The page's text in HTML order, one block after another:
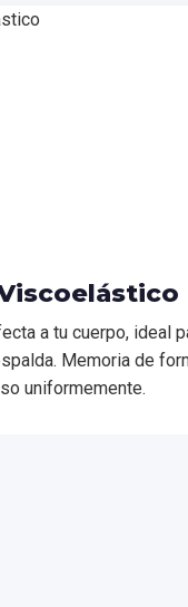
a tu cuerpo, ideal
Memoria de
uniformemente.